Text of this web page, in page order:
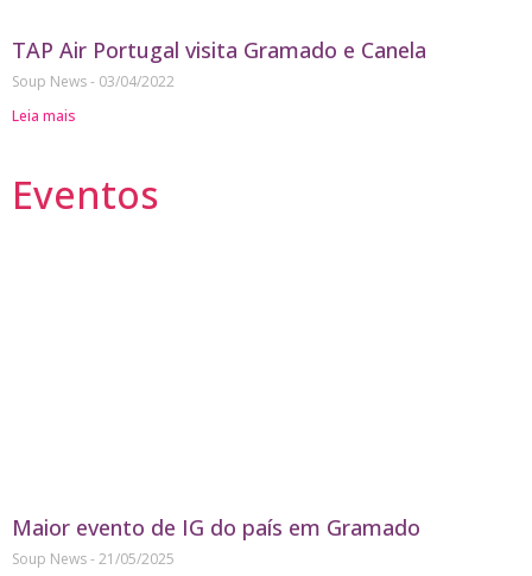
TAP Air Portugal visita Gramado e Canela
Soup News
03/04/2022
Leia mais
Eventos
Maior evento de IG do país em Gramado
Soup News 21/05/2025